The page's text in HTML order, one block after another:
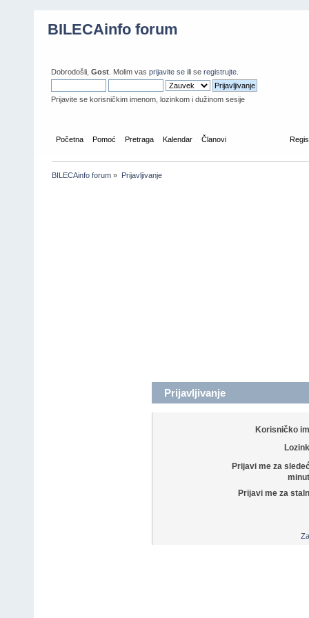
BILECAinfo forum
Dobrodošli, Gost . Molim vas prijavite se ili se registrujte
Prijavite se korisničkim imenom, lozinkom i dužinom sesije
Početna Pomoć Pretraga Kalendar Članovi
BILECAinfo forum » Prijavljivanje
Prijavljivanje
Korisničko
Prijavi me za
Prijavi me za